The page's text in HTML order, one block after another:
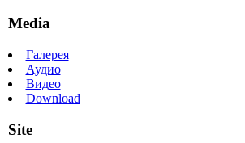
Media
Галерея
Аудио
Видео
Download
Site